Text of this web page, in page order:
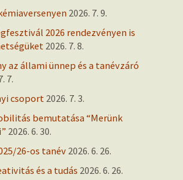
2026. 7. 9.
2026 rendezvényen is
2026. 7. 8.
az állami ünnep és a tanévzáró
7.
csoport 2026. 7. 3.
bemutatása “Merünk
2026. 6. 30.
26-os tanév 2026. 6. 26.
és a tudás 2026. 6. 26.